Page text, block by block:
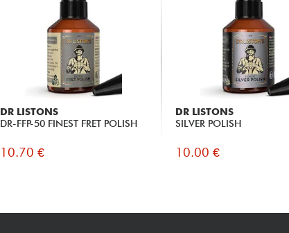
DR LISTONS
DR-FFP-50 FINEST FRET POLISH
10.70 €
DR LISTONS
SILVER POLISH
10.00 €